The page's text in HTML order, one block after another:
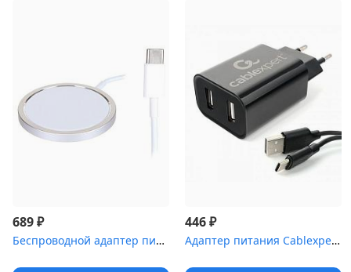
689₽
Беспроводной адаптер питания MagSafe Cablexpert MP3A-PC-34, QI 15...
446₽
Адаптер питания Cablexpert MP3A-PC-37 USB 2 порта, 2.4A, черный +...